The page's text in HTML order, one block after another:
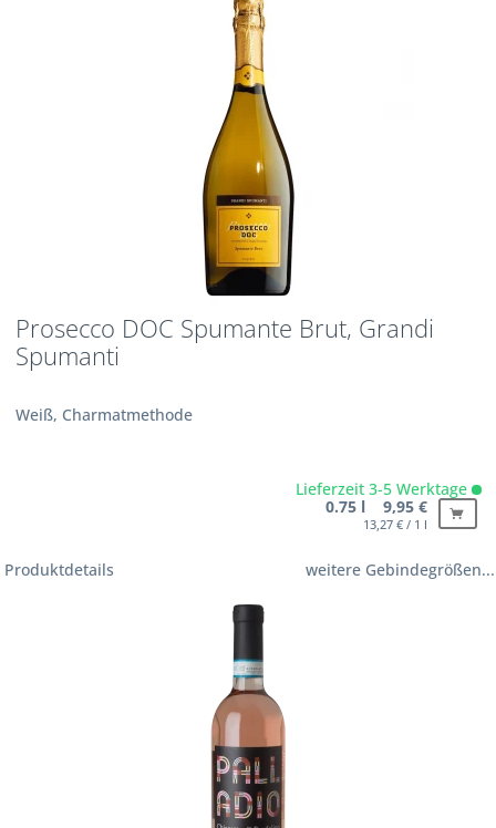
Prosecco DOC Spumante Brut, Grandi
Spumanti
Weiß, Charmatmethode
Lieferzeit 3-5 Werktage
0.75 l 9,95 €
13,27 € / 1 l
Produktdetails weitere Gebindegrößen...